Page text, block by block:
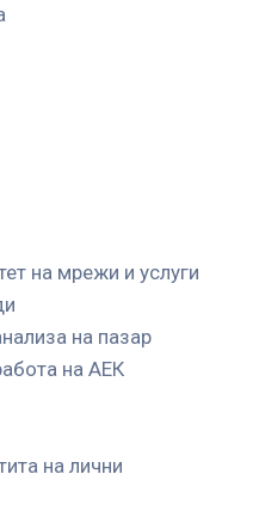
на мрежи и услуги
на пазар
на АЕК
на лични